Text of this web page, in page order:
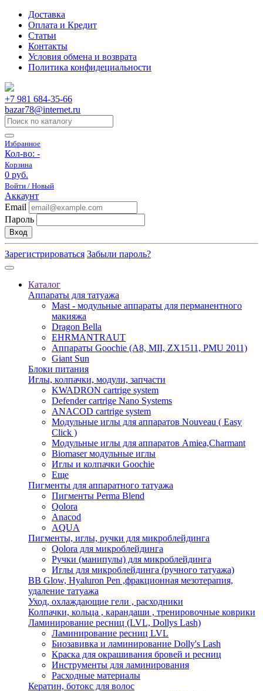
Доставка
Оплата и Кредит
Статьи
Контакты
Условия обмена и возврата
Политика конфидециальности
+7 981 684-35-66
bazar78@internet.ru
Избранное
Кол-во: -
Корзина
0 руб.
Войти / Новый
Аккаунт
Email
Пароль
Вход
Зарегистрироваться Забыли пароль?
Каталог
Аппараты для татуажа
Mast - модульные аппараты для перманентного
макияжа
Dragon Bella
EHRMANTRAUT
Аппараты Goochie (A8, MII, ZX1511, PMU 2011)
Giant Sun
Блоки питания
Иглы, колпачки, модули, запчасти
KWADRON cartrige system
Defender cartrige Nano Systems
ANACOD cartrige system
Модульные иглы для аппаратов Nouveau ( Easy
Click )
Модульные иглы для аппаратов Amiea,Charmant
Biomaser модульные иглы
Иглы и колпачки Goochie
Еще
Пигменты для аппаратного татуажа
Пигменты Perma Blend
Qolora
Anacod
AQUA
Пигменты, иглы, ручки для микроблейдинга
Qolora для микроблейдинга
Ручки (манипулы) для микроблейдинга
Иглы для микроблейдинга (ручного татуажа)
BB Glow, Hyaluron Pen ,фракционная мезотерапия,
удаление татуажа
Уход, охлаждающие гели , расходники
Колпачки, кольца , карандаши , тренировочные коврики
Ламинирование ресниц (LVL, Dollys Lash)
Ламинирование ресниц LVL
Биозавивка и ламинирование Dolly's Lash
Краска для окрашивания бровей и ресниц
Инструменты для ламинирования
Расходные материалы
Кератин, ботокс для волос